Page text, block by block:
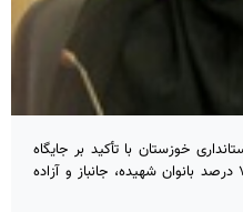
خوزستان با تأکید بر جایگاه
تاریخی زنان ایثارگر این استان گفت:۷۰ درصد بانوان شهیده، جانباز و آزاده